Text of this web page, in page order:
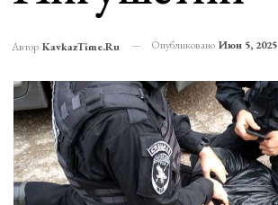
Автор KavkazTime.ru Опубликовано Июн 5, 2025